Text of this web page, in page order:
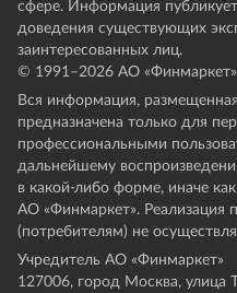
сфере. Информация
доведения существующих
заинтересованных лиц.
© 1991–2026 АО
Вся информация,
предназначена только для
профессиональными
дальнейшему
в какой-либо форме, иначе
АО «Финмаркет». Реализация
(потребителям) не
Учредитель АО «Финмаркет»
127006, город Москва, улица